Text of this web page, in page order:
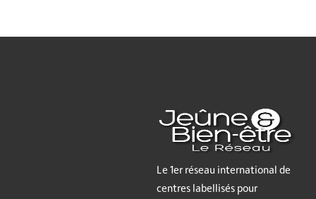
Le 1er réseau international de
centres labellisés pour